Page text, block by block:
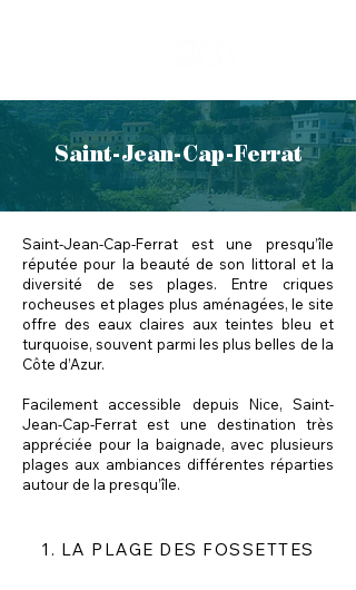
Saint-Jean-Cap-Ferrat
Saint-Jean-Cap-Ferrat est une presqu’île
réputée pour la beauté de son littoral et la
diversité de ses plages. Entre criques
rocheuses et plages plus aménagées, le site
offre des eaux claires aux teintes bleu et
turquoise, souvent parmi les plus belles de la
Côte d’Azur.
Facilement accessible depuis Nice, Saint-
Jean-Cap-Ferrat est une destination très
appréciée pour la baignade, avec plusieurs
plages aux ambiances différentes réparties
autour de la presqu’île.
1. LA PLAGE DES FOSSETTES